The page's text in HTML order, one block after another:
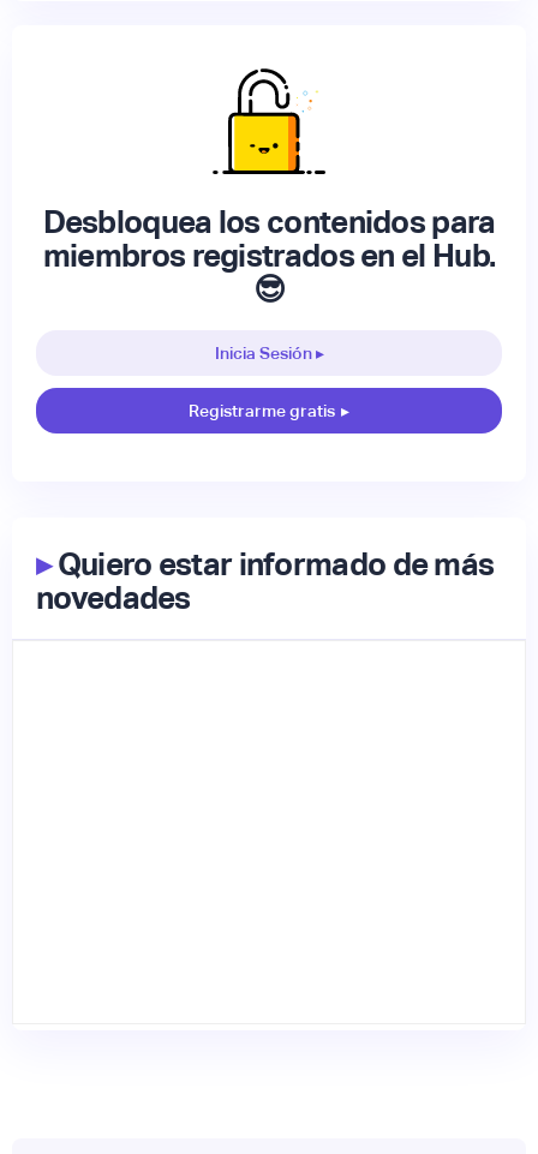
Desbloquea los contenidos para
miembros registrados en el Hub.
😎
Inicia Sesión ▸
Registrarme gratis ▸
▸Quiero estar informado de más
novedades